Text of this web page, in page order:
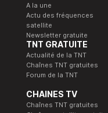
A la une
Actu des fréquences
satellite
Newsletter gratuite
TNT GRATUITE
Actualité de la TNT
Chaînes TNT gratuites
Forum de la TNT
CHAINES TV
Chaînes TNT gratuites